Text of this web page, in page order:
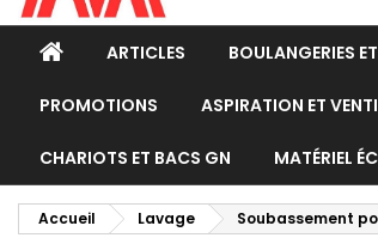
ARTICLES BOULANGERIES
PROMOTIONS ASPIRATION ET
CHARIOTS ET BACS GN MATÉRIEL
Accueil Lavage Soubassement